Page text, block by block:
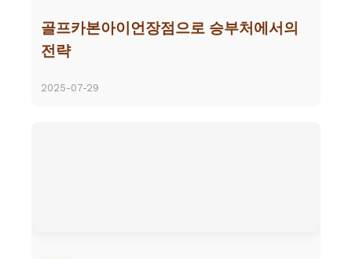
골프카본아이언장점으로 승부처에서의
전략
2025-07-29